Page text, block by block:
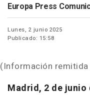
Europa Press
Lunes, 2 junio 2025
Publicado: 15:58
(Información
Madrid, 2 de junio